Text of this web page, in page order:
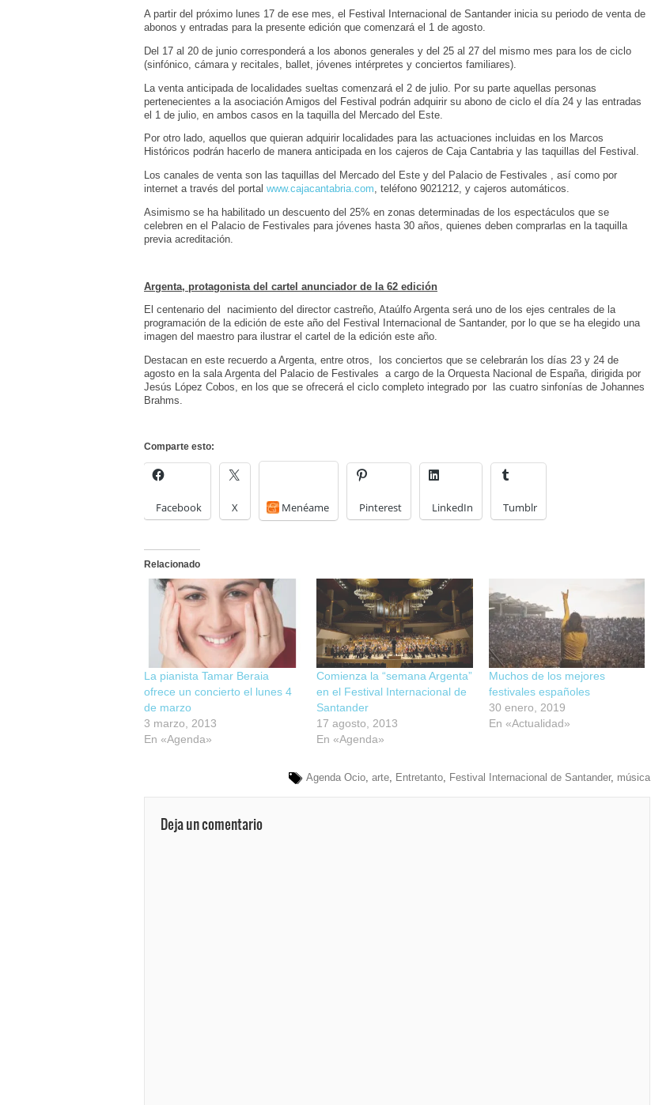
A partir del próximo lunes 17 de ese mes, el Festival Internacional de Santander inicia su periodo de venta de
abonos y entradas para la presente edición que comenzará el 1 de agosto.
Del 17 al 20 de junio corresponderá a los abonos generales y del 25 al 27 del mismo mes para los de ciclo
(sinfónico, cámara y recitales, ballet, jóvenes intérpretes y conciertos familiares).
La venta anticipada de localidades sueltas comenzará el 2 de julio. Por su parte aquellas personas
pertenecientes a la asociación Amigos del Festival podrán adquirir su abono de ciclo el día 24 y las entradas
el 1 de julio, en ambos casos en la taquilla del Mercado del Este.
Por otro lado, aquellos que quieran adquirir localidades para las actuaciones incluidas en los Marcos
Históricos podrán hacerlo de manera anticipada en los cajeros de Caja Cantabria y las taquillas del Festival.
Los canales de venta son las taquillas del Mercado del Este y del Palacio de Festivales , así como por
internet a través del portal www.cajacantabria.com, teléfono 9021212, y cajeros automáticos.
Asimismo se ha habilitado un descuento del 25% en zonas determinadas de los espectáculos que se
celebren en el Palacio de Festivales para jóvenes hasta 30 años, quienes deben comprarlas en la taquilla
previa acreditación.
Argenta, protagonista del cartel anunciador de la 62 edición
El centenario del nacimiento del director castreño, Ataúlfo Argenta será uno de los ejes centrales de la
programación de la edición de este año del Festival Internacional de Santander, por lo que se ha elegido una
imagen del maestro para ilustrar el cartel de la edición este año.
Destacan en este recuerdo a Argenta, entre otros, los conciertos que se celebrarán los días 23 y 24 de
agosto en la sala Argenta del Palacio de Festivales a cargo de la Orquesta Nacional de España, dirigida por
Jesús López Cobos, en los que se ofrecerá el ciclo completo integrado por las cuatro sinfonías de Johannes
Brahms.
Comparte esto:
Facebook X Menéame Pinterest LinkedIn Tumblr
Relacionado
La pianista Tamar Beraia
ofrece un concierto el lunes 4
de marzo
3 marzo, 2013
En «Agenda»
Comienza la “semana Argenta”
en el Festival Internacional de
Santander
17 agosto, 2013
En «Agenda»
Muchos de los mejores
festivales españoles
30 enero, 2019
En «Actualidad»
Agenda Ocio arte Entretanto Festival Internacional de Santander, música
Deja un comentario